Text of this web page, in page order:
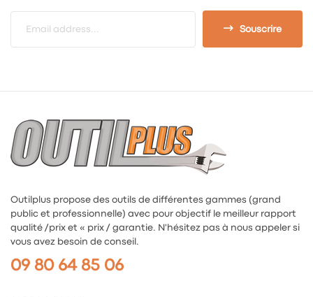
Souscrire
Outilplus propose des outils de différentes gammes (grand
public et professionnelle) avec pour objectif le meilleur rapport
qualité /prix et « prix / garantie. N'hésitez pas à nous appeler si
vous avez besoin de conseil.
09 80 64 85 06